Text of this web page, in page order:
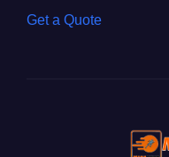
Get a Quote